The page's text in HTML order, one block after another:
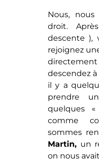
Nous
lerond-
nous
San Martin
située à +/-